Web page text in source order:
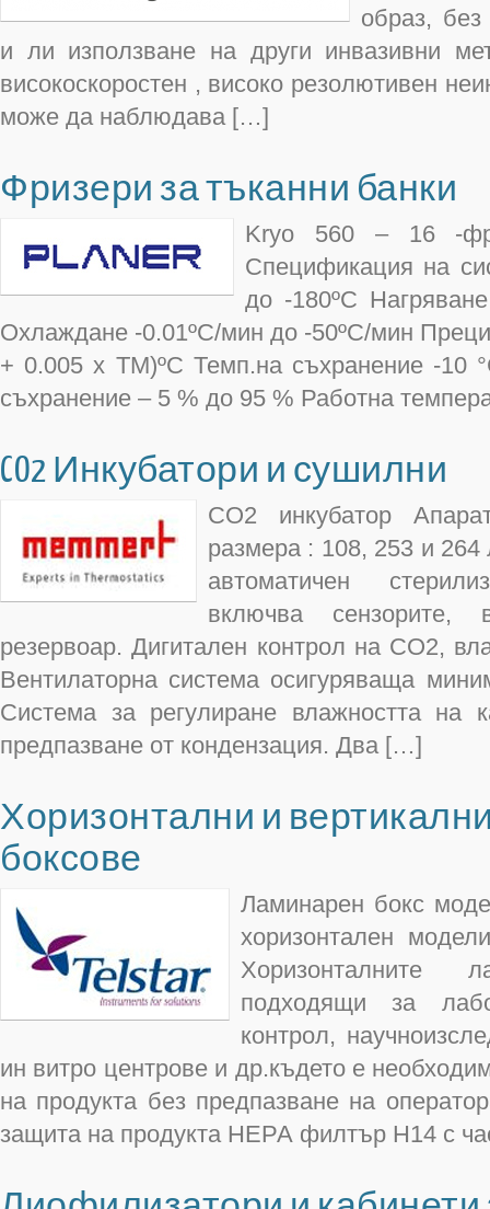
образ,
и ли използване на други инвазивни
високоскоростен , високо резолютивен
може да наблюдава […]
Фризери за тъканни банки
Kryo 560 – 16 -
Спецификация на
до -180ºC
Охлаждане -0.01ºC/мин до -50ºC/мин
+ 0.005 x TM)ºC Темп.на съхранение -10
съхранение – 5 % до 95 % Работна
CO2 Инкубатори и сушилни
СО2 инкубатор
размера : 108, 253 и
автоматичен
включва сензорите,
резервоар. Дигитален контрол на СО2,
Вентилаторна система осигуряваща
Система за регулиране влажността
предпазване от кондензация. Два […]
Хоризонтални и
боксове
Ламинарен бокс
хоризонтален
Хоризонталните
подходящи за
контрол,
ин витро центрове и др.където е
на продукта без предпазване на
защита на продукта НЕРА филтър Н14 с